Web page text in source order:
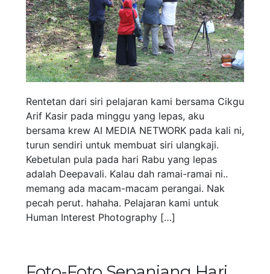
Rentetan dari siri pelajaran kami bersama Cikgu
Arif Kasir pada minggu yang lepas, aku
bersama krew AI MEDIA NETWORK pada kali ni,
turun sendiri untuk membuat siri ulangkaji.
Kebetulan pula pada hari Rabu yang lepas
adalah Deepavali. Kalau dah ramai-ramai ni..
memang ada macam-macam perangai. Nak
pecah perut. hahaha. Pelajaran kami untuk
Human Interest Photography […]